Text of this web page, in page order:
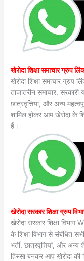
खेरोदा शिक्षा समाचार ग्रुप
खेरोदा शिक्षा समाचार ग्रुप
ताजातरीन समाचार, सरकारी
छात्रवृत्तियां, और अन्य
शामिल होकर आप खेरोदा के
हैं।
खेरोदा सरकार शिक्षा ग्रुप
खेरोदा सरकार शिक्षा
के शिक्षा विभाग से संबंधित
भर्ती, छात्रवृत्तियां, और
हिस्सा बनकर आप खेरोदा की